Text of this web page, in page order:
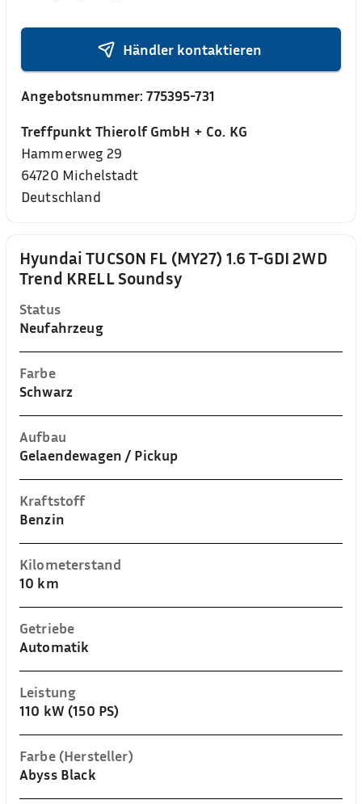
Hyundai TUCSON FL (MY27) 1.6 T-GDI 2WD
Trend KRELL Soundsy
Status
Neufahrzeug
Farbe
Schwarz
Aufbau
Gelaendewagen / Pickup
Kraftstoff
Benzin
Kilometerstand
10 km
Getriebe
Automatik
Leistung
110 kW (150 PS)
Farbe (Hersteller)
Abyss Black
Händler kontaktieren
Angebotsnummer:775395-731
Treffpunkt Thierolf GmbH + Co. KG
Hammerweg 29
64720 Michelstadt
Deutschland